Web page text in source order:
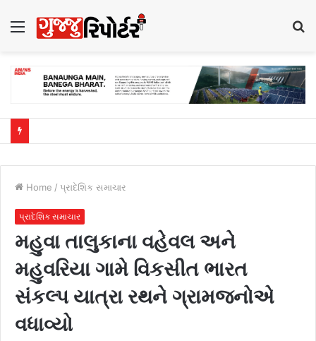
Menu
Home / પ્રાદેશિક સમાચાર
પ્રાદેશિક સમાચાર
મહુવા તાલુકાના વહેવલ અને
મહુવરિયા ગામે વિકસીત ભારત
સંકલ્પ યાત્રા રથને ગ્રામજનોએ
વધાવ્યો